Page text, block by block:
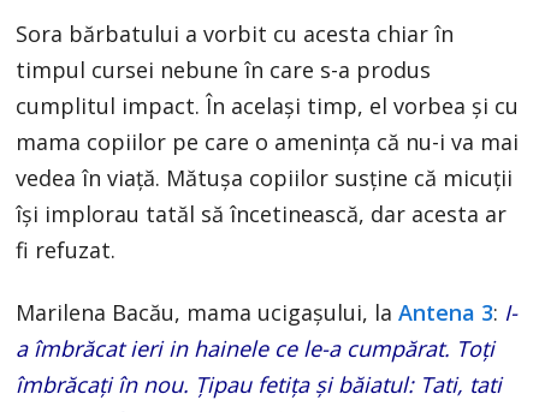
Sora bărbatului a vorbit cu acesta chiar în
timpul cursei nebune în care s-a produs
cumplitul impact. În acelaşi timp, el vorbea şi cu
mama copiilor pe care o ameninţa că nu-i va mai
vedea în viaţă. Mătuşa copiilor susţine că micuţii
îşi implorau tatăl să încetinească, dar acesta ar
fi refuzat.
Marilena Bacău, mama ucigașului, laAntena 3: I-
a îmbrăcat ieri in hainele ce le-a cumpărat. Toţi
îmbrăcaţi în nou. Ţipau fetiţa şi băiatul: Tati, tati